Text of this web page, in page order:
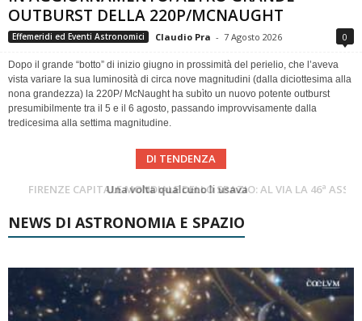
OUTBURST DELLA 220P/MCNAUGHT
Effemeridi ed Eventi Astronomici Claudio Pra - 7 Agosto 2026 0
Dopo il grande “botto” di inizio giugno in prossimità del perielio, che l’aveva
vista variare la sua luminosità di circa nove magnitudini (dalla diciottesima alla
nona grandezza) la 220P/ McNaught ha subìto un nuovo potente outburst
presumibilmente tra il 5 e il 6 agosto, passando improvvisamente dalla
tredicesima alla settima magnitudine.
DI TENDENZA
FIRENZE CAPITALE MONDIALE DELLO SPAZIO: AL VIA LA 46ª ASSEMBLEA SCIENTIFICA DEL COSPAR
Cielo del Mese di Agosto 2026
NEWS DI ASTRONOMIA E SPAZIO